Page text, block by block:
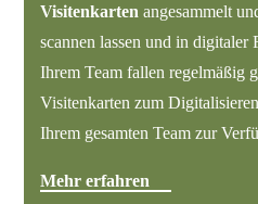
Visitenkarten angesammelt
scannen lassen und in digitaler
Ihrem Team fallen regelmäßig
Visitenkarten zum
Ihrem gesamten Team zur
Mehr erfahren